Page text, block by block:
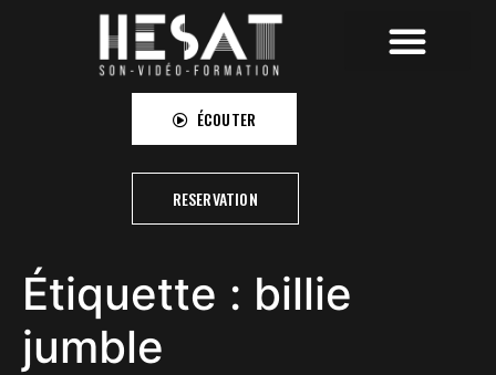
ÉCOUTER
RESERVATION
Étiquette : billie
jumble